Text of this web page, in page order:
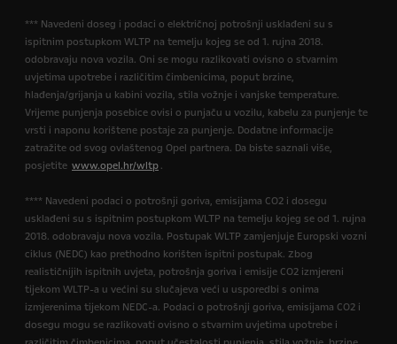
*** Navedeni doseg i podaci o električnoj potrošnji usklađeni su s
ispitnim postupkom WLTP na temelju kojeg se od 1. rujna 2018.
odobravaju nova vozila. Oni se mogu razlikovati ovisno o stvarnim
uvjetima upotrebe i različitim čimbenicima, poput brzine,
hlađenja/grijanja u kabini vozila, stila vožnje i vanjske temperature.
Vrijeme punjenja posebice ovisi o punjaču u vozilu, kabelu za punjenje te
vrsti i naponu korištene postaje za punjenje. Dodatne informacije
zatražite od svog ovlaštenog Opel partnera. Da biste saznali više,
posjetite www.opel.hr/wltp .
**** Navedeni podaci o potrošnji goriva, emisijama CO2 i dosegu
usklađeni su s ispitnim postupkom WLTP na temelju kojeg se od 1. rujna
2018. odobravaju nova vozila. Postupak WLTP zamjenjuje Europski vozni
ciklus (NEDC) kao prethodno korišten ispitni postupak. Zbog
realističnijih ispitnih uvjeta, potrošnja goriva i emisije CO2 izmjereni
tijekom WLTP-a u većini su slučajeva veći u usporedbi s onima
izmjerenima tijekom NEDC-a. Podaci o potrošnji goriva, emisijama CO2 i
dosegu mogu se razlikovati ovisno o stvarnim uvjetima upotrebe i